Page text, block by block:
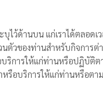
ว้ด้านบน แก่เราได้ตลอดเว
ตัวของท่านสำหรับกิจการต่
ริการให้แก่ท่านหรือปฏิบัติต
หรือบริการให้แก่ท่านหรือต